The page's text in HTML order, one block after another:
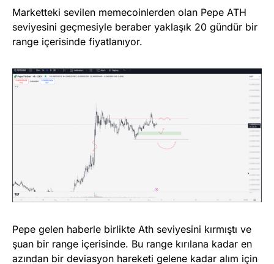
Marketteki sevilen memecoinlerden olan Pepe ATH
seviyesini geçmesiyle beraber yaklaşık 20 gündür bir
range içerisinde fiyatlanıyor.
Pepe gelen haberle birlikte Ath seviyesini kırmıştı ve
şuan bir range içerisinde. Bu range kırılana kadar en
azından bir deviasyon hareketi gelene kadar alım için